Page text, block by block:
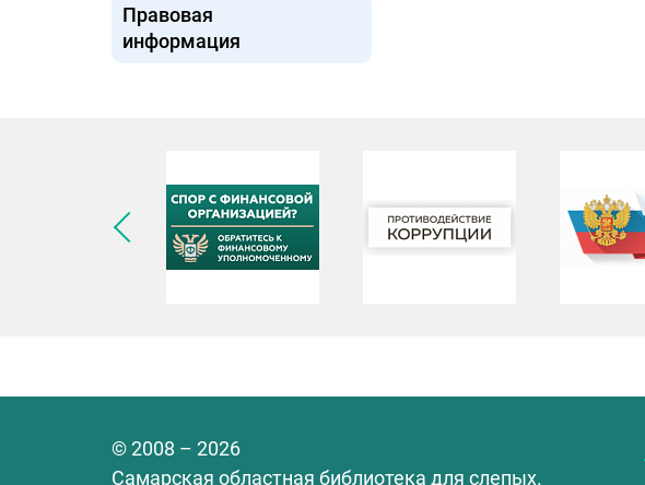
Правовая
информация
© 2008 – 2026
Самарская областная библиотека для слепых.